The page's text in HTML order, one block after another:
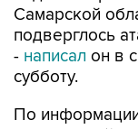
Самарской
подверглось
- написал он в
субботу.
По